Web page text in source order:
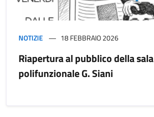
NOTIZIE 18 FEBBRAIO 2026
Riapertura al pubblico della sala
polifunzionale G. Siani